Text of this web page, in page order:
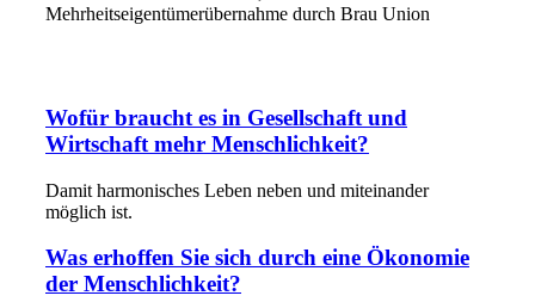
Mehrheitseigentümerübernahme durch Brau Union
Wofür braucht es in Gesellschaft und
Wirtschaft mehr Menschlichkeit?
Damit harmonisches Leben neben und miteinander
möglich ist.
Was erhoffen Sie sich durch eine Ökonomie
der Menschlichkeit?